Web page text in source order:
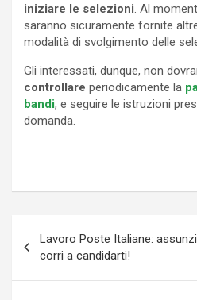
iniziare le selezioni . Al
saranno sicuramente fornite
modalità di svolgimento delle
Gli interessati, dunque, non
controllare periodicamente la
bandi, e seguire le istruzioni
domanda.
articoli
Lavoro Poste Italiane:
corri a candidarti!